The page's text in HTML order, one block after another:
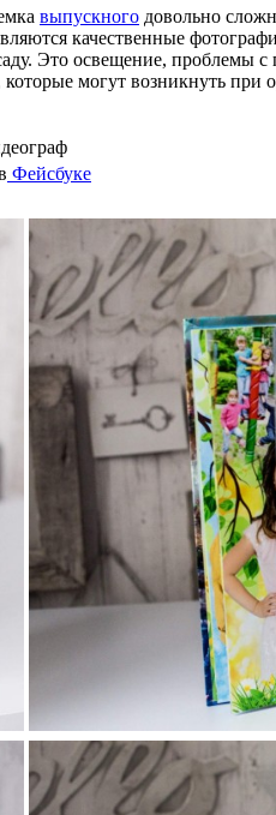
выпускного довольно
качественные
Это освещение, проблемы
могут возникнуть
Фейсбуке